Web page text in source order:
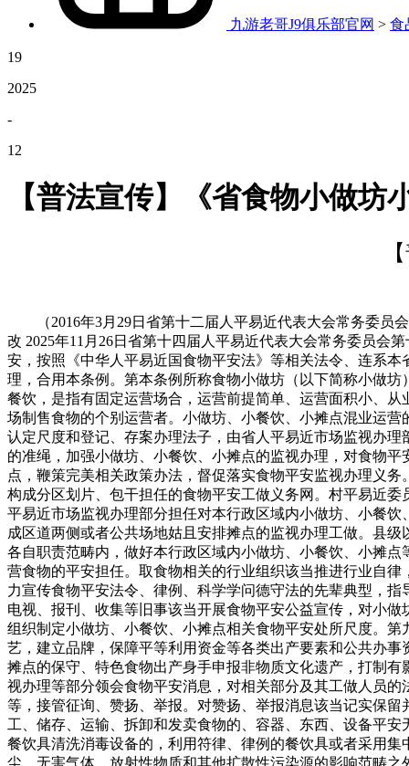
九游老哥J9俱乐部官网 > 食
19
2025
-
12
【普法宣传】《省食物小做坊
（2016年3月29日省第十二届人平易近代表大会常务委员会
改 2025年11月26日省第十四届人平易近代表大会常务委员会
安，按照《中华人平易近国食物平安法》等相关法令、连系
理，合用本条例。第本条例所称食物小做坊（以下简称小做
餐饮，是指有固定运营场合，运营前提简单、运营面积小、
场制售食物的个别运营者。小做坊、小餐饮、小摊点混业运
认定尺度和登记、存案办理法子，由省人平易近市场监视办
的准绳，加强小做坊、小餐饮、小摊点的监视办理，对食物
点，鞭策完美相关政策办法，督促落实食物平安监视办理义
构成分区划片、包干担任的食物平安工做义务网。村平易近
平易近市场监视办理部分担任对本行政区域内小做坊、小餐
成区道两侧或者公共场地姑且安排摊点的监视办理工做。县
各自职责范畴内，做好本行政区域内小做坊、小餐饮、小摊
营食物的平安担任。取食物相关的行业组织该当推进行业自
力宣传食物平安法令、律例、科学学问德守法的先辈典型，
电视、报刊、收集等旧事该当开展食物平安公益宣传，对小
组织制定小做坊、小餐饮、小摊点相关食物平安处所尺度。
艺，建立品牌，保障平等利用资金等各类出产要素和公共办
摊点的保守、特色食物出产身手申报非物质文化遗产，打制
视办理等部分领会食物平安消息，对相关部分及其工做人员
等，接管征询、赞扬、举报。对赞扬、举报消息该当记实保
工、储存、运输、拆卸和发卖食物的、容器、东西、设备平
餐饮具清洗消毒设备的，利用符律、律例的餐饮具或者采用
尘、无害气体、放射性物质和其他扩散性污染源的影响范畴